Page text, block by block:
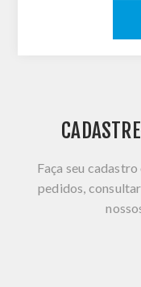
Faça seu
pedidos,